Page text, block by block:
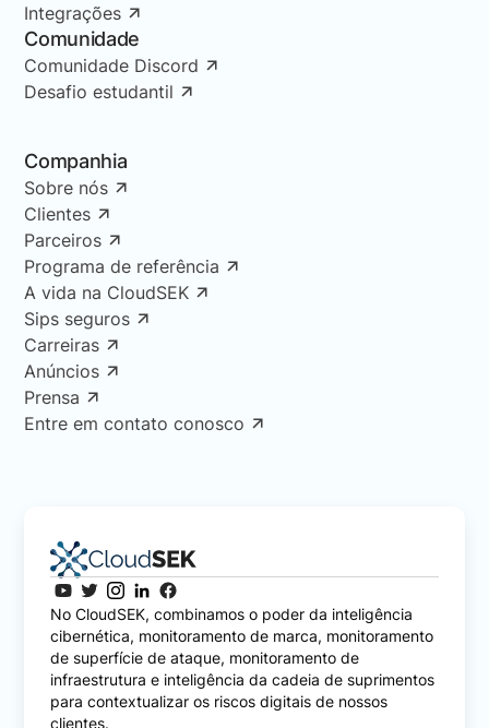
Integrações
Comunidade
Comunidade Discord
Desafio estudantil
Companhia
Sobre nós
Clientes
Parceiros
Programa de referência
A vida na CloudSEK
Sips seguros
Carreiras
Anúncios
Prensa
Entre em contato conosco
No CloudSEK, combinamos o poder da inteligência
cibernética, monitoramento de marca, monitoramento
de superfície de ataque, monitoramento de
infraestrutura e inteligência da cadeia de suprimentos
para contextualizar os riscos digitais de nossos
clientes.